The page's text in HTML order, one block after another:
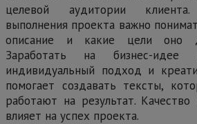
целевой аудитории
выполнения проекта важно
описание и какие цели оно
Заработать на бизнес-идее
индивидуальный подход и
помогает создавать тексты,
работают на результат.
влияет на успех проекта.